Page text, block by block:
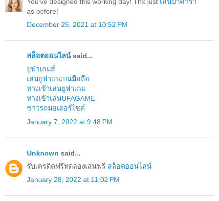
as before!
December 25, 2021 at 10:52 PM
สล็อตออนไลน์ said...
ยูฟ่าเกมส์
เล่นยูฟ่าเกมบนมือถือ
ทางเข้าเล่นยูฟ่าเกม
ทางเข้าเล่นUFAGAME
ข่าวรถมอเตอร์ไซค์
January 7, 2022 at 9:48 PM
Unknown said...
รับเครดิตฟรีทดลองเล่นฟรี สล็อตออนไลน์
January 28, 2022 at 11:02 PM